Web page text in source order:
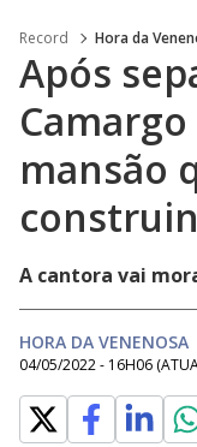
Record Hora da
Após
mansão
A cantora vai
HORA DA VENENOSA
04/05/2022 - 16H06